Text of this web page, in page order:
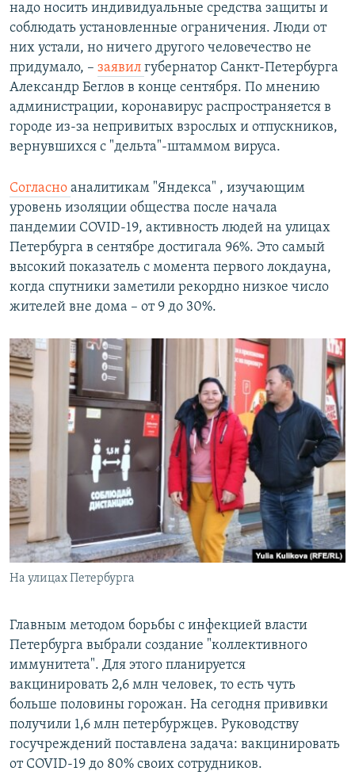
надо носить индивидуальные средства защиты и
соблюдать установленные ограничения. Люди от
них устали, но ничего другого человечество не
придумало, – заявил губернатор Санкт-Петербурга
Александр Беглов в конце сентября. По мнению
администрации, коронавирус распространяется в
городе из-за непривитых взрослых и отпускников,
вернувшихся с "дельта"-штаммом вируса.
Согласно аналитикам "Яндекса" , изучающим
уровень изоляции общества после начала
пандемии COVID-19, активность людей на улицах
Петербурга в сентябре достигала 96%. Это самый
высокий показатель с момента первого локдауна,
когда спутники заметили рекордно низкое число
жителей вне дома – от 9 до 30%.
На улицах Петербурга
Главным методом борьбы с инфекцией власти
Петербурга выбрали создание "коллективного
иммунитета". Для этого планируется
вакцинировать 2,6 млн человек, то есть чуть
больше половины горожан. На сегодня прививки
получили 1,6 млн петербуржцев. Руководству
госучреждений поставлена задача: вакцинировать
от COVID-19 до 80% своих сотрудников.